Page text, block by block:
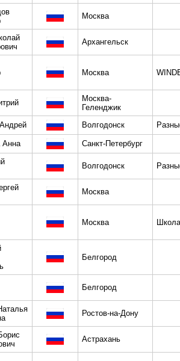
Москва
Архангельск
Москва
Москва-
Геленджик
Волгодонск
Анна Санкт-Петербург
Волгодонск
Москва
Москва
Белгород
Белгород
Ростов-на-Дону
Астрахань